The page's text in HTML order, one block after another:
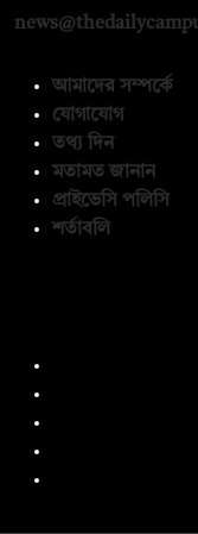
আমাদের সম্পর্কে
যোগাযোগ
তথ্য দিন
মতামত জানান
প্রাইভেসি পলিসি
শর্তাবলি